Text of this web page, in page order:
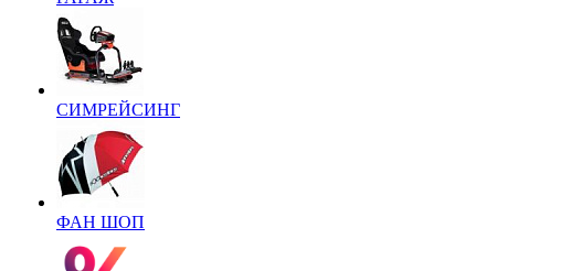
СИМРЕЙСИНГ
ФАН ШОП